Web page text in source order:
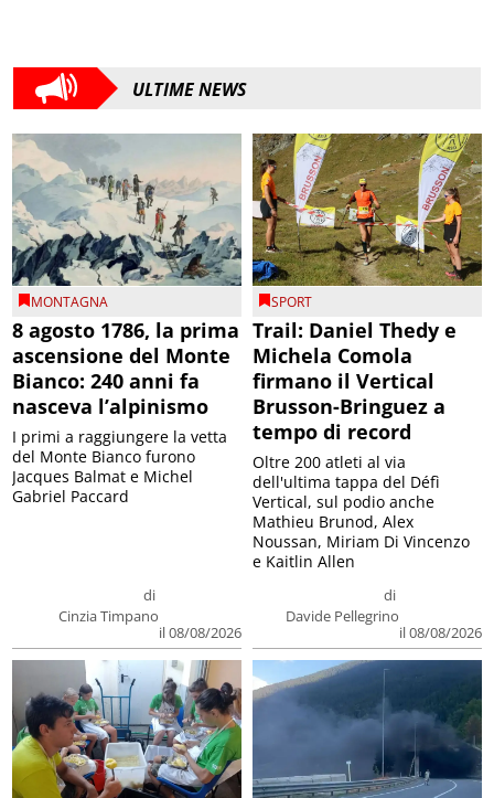
ULTIME NEWS
MONTAGNA
8 agosto 1786, la prima
ascensione del Monte
Bianco: 240 anni fa
nasceva l’alpinismo
di
Cinzia Timpano
il 08/08/2026
I primi a raggiungere la vetta
del Monte Bianco furono
Jacques Balmat e Michel
Gabriel Paccard
SPORT
Trail: Daniel Thedy e
Michela Comola
firmano il Vertical
Brusson-Bringuez a
tempo di record
di
Davide Pellegrino
il 08/08/2026
Oltre 200 atleti al via
dell'ultima tappa del Défì
Vertical, sul podio anche
Mathieu Brunod, Alex
Noussan, Miriam Di Vincenzo
e Kaitlin Allen